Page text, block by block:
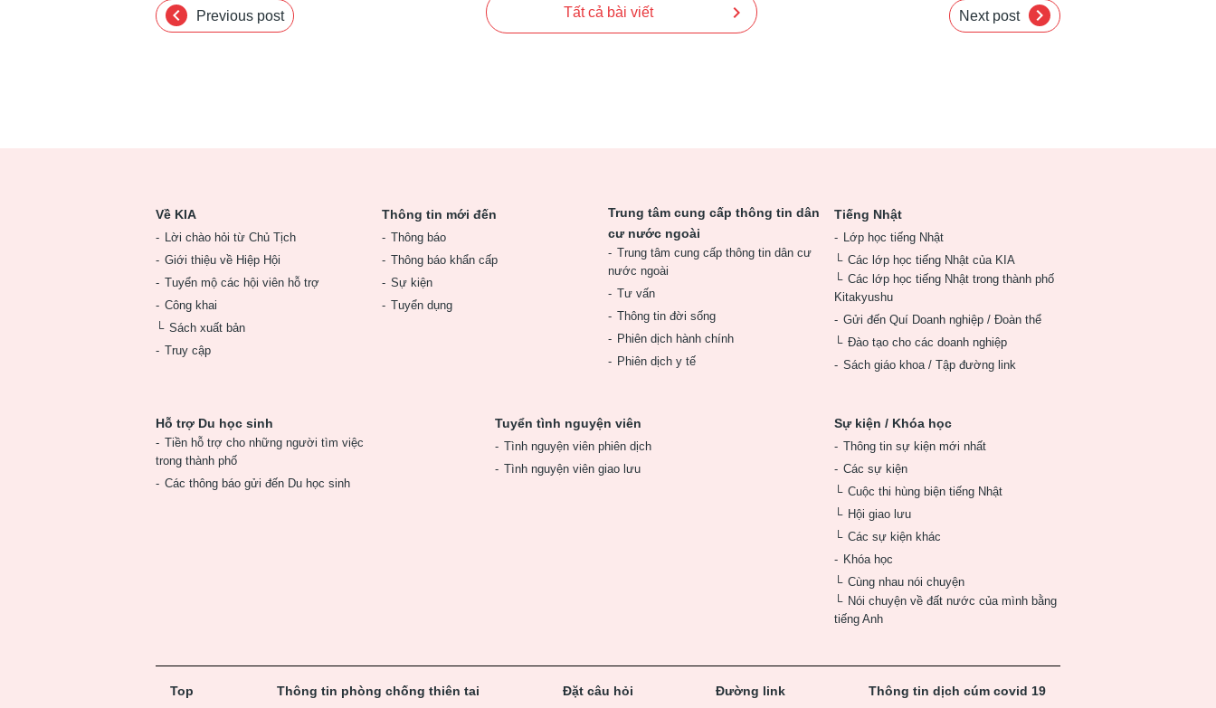
chevron_left Previous post Tất cả bài viết chevron_right Next post chevron_right
Về KIA
Lời chào hỏi từ Chủ Tịch
Giới thiệu về Hiệp Hội
Tuyển mộ các hội viên hỗ trợ
Công khai
Sách xuất bản
Truy cập
Thông tin mới đến
Thông báo
Thông báo khẩn cấp
Sự kiện
Tuyển dụng
Trung tâm cung cấp thông tin dân
cư nước ngoài
Trung tâm cung cấp thông tin dân cư
nước ngoài
Tư vấn
Thông tin đời sống
Phiên dịch hành chính
Phiên dịch y tế
Tiếng Nhật
Lớp học tiếng Nhật
Các lớp học tiếng Nhật của KIA
Các lớp học tiếng Nhật trong thành phố
Kitakyushu
Gửi đến Quí Doanh nghiệp / Đoàn thể
Đào tạo cho các doanh nghiệp
Sách giáo khoa / Tập đường link
Hỗ trợ Du học sinh
Tiền hỗ trợ cho những người tìm việc
trong thành phố
Các thông báo gửi đến Du học sinh
Tuyển tình nguyện viên
Tình nguyện viên phiên dịch
Tình nguyện viên giao lưu
Sự kiện / Khóa học
Thông tin sự kiện mới nhất
Các sự kiện
Cuộc thi hùng biện tiếng Nhật
Hội giao lưu
Các sự kiện khác
Khóa học
Cùng nhau nói chuyện
Nói chuyện về đất nước của mình bằng
tiếng Anh
Top Thông tin phòng chống thiên tai Đặt câu hỏi Đường link Thông tin dịch cúm covid 19